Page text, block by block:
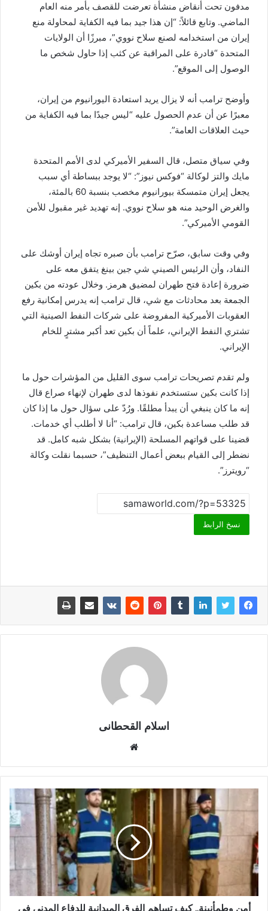
مدفون تحت أنقاض منشأة تعرضت للقصف بأمر منه العام
الماضي. وتابع قائلاً: “إن هذا جيد بما فيه الكفاية لمحاولة منع
إيران من استخدامه لصنع سلاح نووي”، مبرزًا أن الولايات
المتحدة “قادرة على المراقبة عن كثب إذا حاول شخص ما
الوصول إلى الموقع”.
وأوضح ترامب أنه لا يزال يريد استعادة اليورانيوم من إيران،
معبرًا عن أن عدم الحصول عليه “ليس جيدًا بما فيه الكفاية من
حيث العلاقات العامة”.
وفي سياق متصل، قال السفير الأميركي لدى الأمم المتحدة
مايك والتز لوكالة “فوكس نيوز”: “لا يوجد ببساطة أي سبب
يجعل إيران متمسكة بيورانيوم مخصب بنسبة 60 بالمئة،
والغرض الوحيد منه هو سلاح نووي. إنه تهديد غير مقبول للأمن
القومي الأميركي”.
وفي وقت سابق، صرّح ترامب بأن صبره تجاه إيران أوشك على
النفاد، وأن الرئيس الصيني شي جين بينغ يتفق معه على
ضرورة إعادة فتح طهران لمضيق هرمز. وخلال عودته من بكين
الجمعة بعد محادثات مع شي، قال ترامب إنه يدرس إمكانية رفع
العقوبات الأميركية المفروضة على شركات النفط الصينية التي
تشتري النفط الإيراني، علماً أن بكين تعد أكبر مشترٍ للخام
الإيراني.
ولم تقدم تصريحات ترامب سوى القليل من المؤشرات حول ما
إذا كانت بكين ستستخدم نفوذها لدى طهران لإنهاء صراع قال
إنه ما كان ينبغي أن يبدأ مطلقًا. ورُدّ على سؤال حول ما إذا كان
قد طلب مساعدة بكين، قال ترامب: “أنا لا أطلب أي خدمات.
قضينا على قواتهم المسلحة (الإيرانية) بشكل شبه كامل. قد
نضطر إلى القيام ببعض أعمال التنظيف”، حسبما نقلت وكالة
“رويترز”.
نسخ الرابط
اسلام القحطانى
ق
ع
ب
أمن وطمأنينة.. كيف تساهم الفرق الميدانية للدفاع المدني في